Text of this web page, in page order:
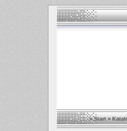
»Start»